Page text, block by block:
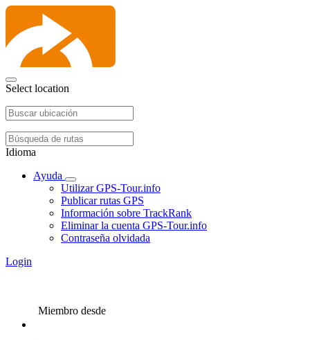
Select location
Idioma
Ayuda
Utilizar GPS-Tour.info
Publicar rutas GPS
Información sobre TrackRank
Eliminar la cuenta GPS-Tour.info
Contraseña olvidada
Login
Miembro desde